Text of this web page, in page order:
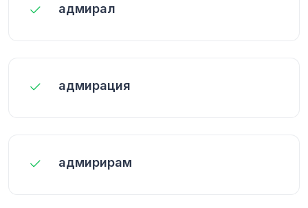
адмирал
адмирация
адмирирам